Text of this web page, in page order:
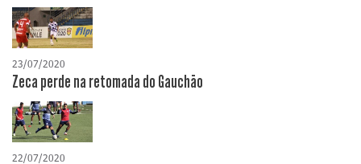
23/07/2020
Zeca perde na retomada do Gauchão
22/07/2020